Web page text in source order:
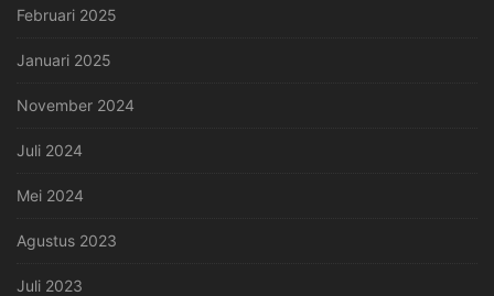
Februari 2025
Januari 2025
November 2024
Juli 2024
Mei 2024
Agustus 2023
Juli 2023